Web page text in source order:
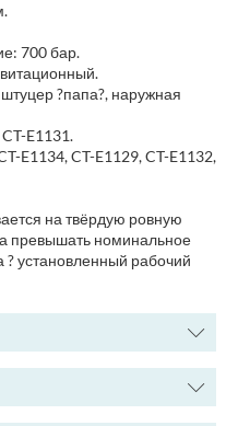
700 бар.
?папа?, наружная
E1131.
E1134, CT-E1129, CT-E1132,
на твёрдую ровную
превышать номинальное
? установленный рабочий